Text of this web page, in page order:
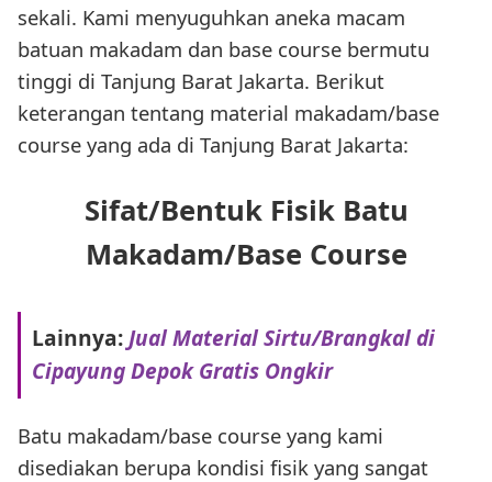
sekali. Kami menyuguhkan aneka macam
batuan makadam dan base course bermutu
tinggi di Tanjung Barat Jakarta. Berikut
keterangan tentang material makadam/base
course yang ada di Tanjung Barat Jakarta:
Sifat/Bentuk Fisik Batu
Makadam/Base Course
Lainnya:Jual Material Sirtu/Brangkal di
Cipayung Depok Gratis Ongkir
Batu makadam/base course yang kami
disediakan berupa kondisi fisik yang sangat